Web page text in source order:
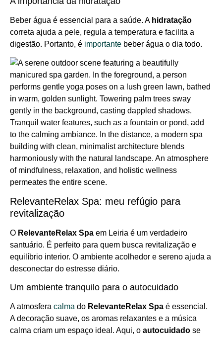
Beber água é essencial para a saúde. A hidratação
correta ajuda a pele, regula a temperatura e facilita a
digestão. Portanto, é importante beber água o dia todo.
RelevanteRelax Spa: meu refúgio para
revitalização
O RelevanteRelax Spa em Leiria é um verdadeiro
santuário. É perfeito para quem busca revitalização e
equilíbrio interior. O ambiente acolhedor e sereno ajuda a
desconectar do estresse diário.
Um ambiente tranquilo para o autocuidado
A atmosfera calma do RelevanteRelax Spa é essencial.
A decoração suave, os aromas relaxantes e a música
calma criam um espaço ideal. Aqui, o autocuidado se